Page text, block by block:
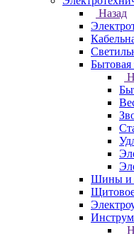
Назад
Бытовая
Шины и